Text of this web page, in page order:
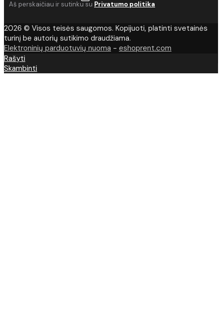
Aš perskaičiau ir sutinku su Privatumo politika
2026 © Visos teisės saugomos. Kopijuoti, platinti svetainės
turinį be autorių sutikimo draudžiama.
Elektroninių parduotuvių nuoma - eshoprent.com
Rašyti
Skambinti